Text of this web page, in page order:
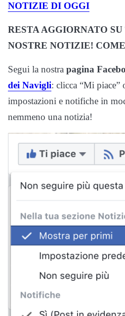
NOTIZIE DI OGGI
RESTA AGGIORNATO
NOSTRE NOTIZIE!
Segui la nostra pagina
dei Navigli: clicca “Mi piace”
impostazioni e notifiche in
nemmeno una notizia!